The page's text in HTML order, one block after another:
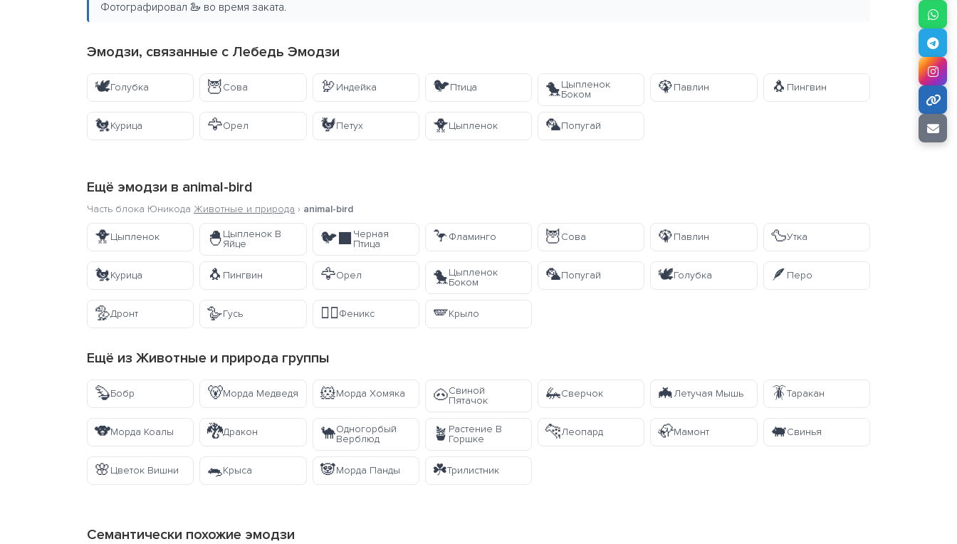
Фотографировал 🦢 во время заката.
Эмодзи, связанные с Лебедь Эмодзи
🕊️Голубка 🦉Сова 🦃Индейка 🐦Птица 🐤Цыпленок
Боком
🦚Павлин 🐧 Пингвин
🐔Курица 🦅Орел 🐓Петух 🐥Цыпленок 🦜Попугай
Ещё эмодзи в animal-bird
Часть блока Юникода Животные и природа › animal-bird
🐥Цыпленок 🐣Цыпленок В
Яйце
🐦‍⬛
Черная
Птица
🦩Фламинго 🦉Сова 🦚Павлин 🦆Утка
🐔Курица 🐧 Пингвин 🦅Орел 🐤Цыпленок
Боком
🦜Попугай 🕊️Голубка 🪶 Перо
🦤Дронт 🪿Гусь 🐦‍🔥Феникс 🪽Крыло
Ещё из Животные и природа группы
🦫Бобр 🐻Морда Медведя 🐹Морда Хомяка 🐽Свиной
Пятачок
🦗Сверчок 🦇Летучая Мышь 🪳Таракан
🐨Морда Коалы 🐉Дракон 🐪Одногорбый
Верблюд
🪴 Растение В
Горшке
🐆Леопард 🦣Мамонт 🐖Свинья
🌸Цветок Вишни 🐀Крыса 🐼Морда Панды ☘️Трилистник
Семантически похожие эмодзи